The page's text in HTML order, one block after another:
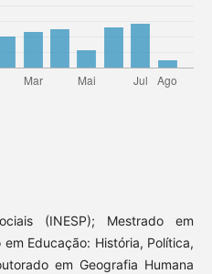
(INESP); Mestrado em
Educação: História, Política,
em Geografia Humana